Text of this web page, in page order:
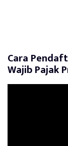
Cara
Wajib Pajak